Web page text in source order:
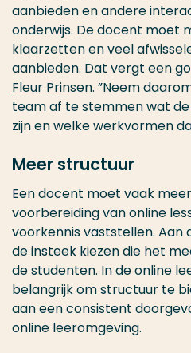
aanbieden en andere
onderwijs. De docent moet
klaarzetten en veel
aanbieden. Dat vergt een
Fleur Prinsen. ”Neem
team af te stemmen wat
zijn en welke werkvormen
Meer structuur
Een docent moet vaak
voorbereiding van online
voorkennis vaststellen. Aan
de insteek kiezen die het
de studenten. In de online
belangrijk om structuur te
aan een consistent
online leeromgeving.